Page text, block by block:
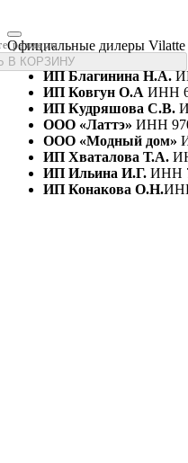
размеры
В КОРЗИНУ
Официальные дилеры Vilatte
ИП Благинина Н.А.
ИП Ковгун О.А ИНН
ИП Кудряшова С.В.
ООО «Латтэ» ИНН
ООО «Модный дом»
ИП Хваталова Т.А.
ИП Ильина И.Г. ИНН
ИП Конакова О.Н.